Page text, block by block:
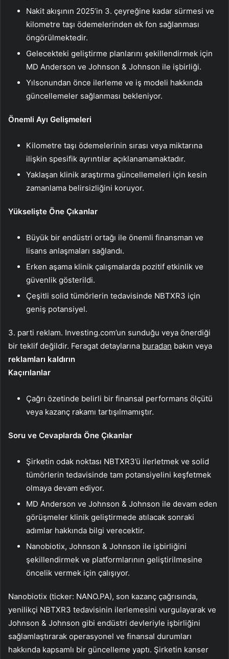
Nakit akışının 2025’in 3. çeyreğine kadar sürmesi ve
kilometre taşı ödemelerinden ek fon sağlanması
öngörülmektedir.
Gelecekteki geliştirme planlarını şekillendirmek için
MD Anderson ve Johnson & Johnson ile işbirliği.
Yılsonundan önce ilerleme ve iş modeli hakkında
güncellemeler sağlanması bekleniyor.
Önemli Ayı Gelişmeleri
Kilometre taşı ödemelerinin sırası veya miktarına
ilişkin spesifik ayrıntılar açıklanamamaktadır.
Yaklaşan klinik araştırma güncellemeleri için kesin
zamanlama belirsizliğini koruyor.
Yükselişte Öne Çıkanlar
Büyük bir endüstri ortağı ile önemli finansman ve
lisans anlaşmaları sağlandı.
Erken aşama klinik çalışmalarda pozitif etkinlik ve
güvenlik gösterildi.
Çeşitli solid tümörlerin tedavisinde NBTXR3 için
geniş potansiyel.
3. parti reklam. Investing.com’un sunduğu veya önerdiği
bir teklif değildir. Feragat detaylarına buradan bakın veya
reklamları kaldırın
Kaçırılanlar
Çağrı özetinde belirli bir finansal performans ölçütü
veya kazanç rakamı tartışılmamıştır.
Soru ve Cevaplarda Öne Çıkanlar
Şirketin odak noktası NBTXR3’ü ilerletmek ve solid
tümörlerin tedavisinde tam potansiyelini keşfetmek
olmaya devam ediyor.
MD Anderson ve Johnson & Johnson ile devam eden
görüşmeler klinik geliştirmede atılacak sonraki
adımlar hakkında bilgi verecektir.
Nanobiotix, Johnson & Johnson ile işbirliğini
şekillendirmek ve platformlarının geliştirilmesine
öncelik vermek için çalışıyor.
Nanobiotix (ticker: NANO.PA), son kazanç çağrısında,
yenilikçi NBTXR3 tedavisinin ilerlemesini vurgulayarak ve
Johnson & Johnson gibi endüstri devleriyle işbirliğini
sağlamlaştırarak operasyonel ve finansal durumları
hakkında kapsamlı bir güncelleme yaptı. Şirketin kanser